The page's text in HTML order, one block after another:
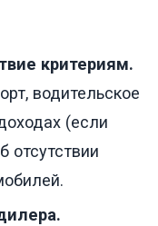
критериям.
водительское
(если
отсутствии